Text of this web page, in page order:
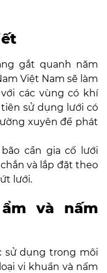
gắt quanh năm
Việt Nam sẽ làm
các vùng có khí
tiên sử dụng lưới có
xuyên để phát
cần gia cố lưới
và lắp đặt theo
lưới.
và nấm
sử dụng trong môi
vi khuẩn và nấm